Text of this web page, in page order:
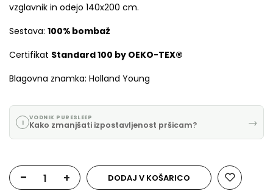
vzglavnik in odejo 140x200 cm.
Sestava: 100% bombaž
Certifikat Standard 100 by OEKO-TEX®
Blagovna znamka: Holland Young
i VODNIK PURESLEEP
Kako zmanjšati izpostavljenost pršicam? →
- + DODAJ V KOŠARICO